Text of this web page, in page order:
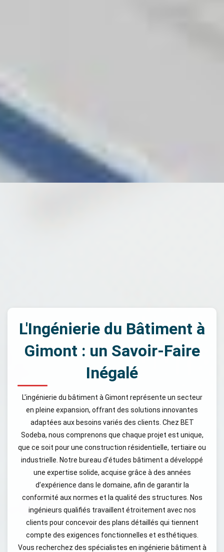
L'Ingénierie du Bâtiment à
Gimont : un Savoir-Faire
Inégalé
L'ingénierie du bâtiment à Gimont représente un secteur
en pleine expansion, offrant des solutions innovantes
adaptées aux besoins variés des clients. Chez BET
Sodeba, nous comprenons que chaque projet est unique,
que ce soit pour une construction résidentielle, tertiaire ou
industrielle. Notre bureau d'études bâtiment a développé
une expertise solide, acquise grâce à des années
d’expérience dans le domaine, afin de garantir la
conformité aux normes et la qualité des structures. Nos
ingénieurs qualifiés travaillent étroitement avec nos
clients pour concevoir des plans détaillés qui tiennent
compte des exigences fonctionnelles et esthétiques.
Vous recherchez des spécialistes en ingénierie bâtiment à